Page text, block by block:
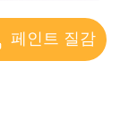
페인트 질감